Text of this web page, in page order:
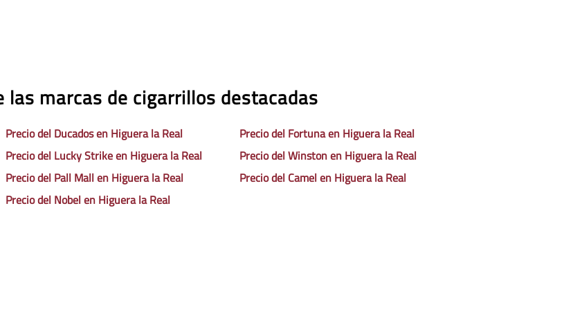
las marcas de cigarrillos destacadas
Precio del Ducados en Higuera la Real
Precio del Lucky Strike en Higuera la Real
Precio del Pall Mall en Higuera la Real
Precio del Nobel en Higuera la Real
Precio del Fortuna en Higuera la Real
Precio del Winston en Higuera la Real
Precio del Camel en Higuera la Real